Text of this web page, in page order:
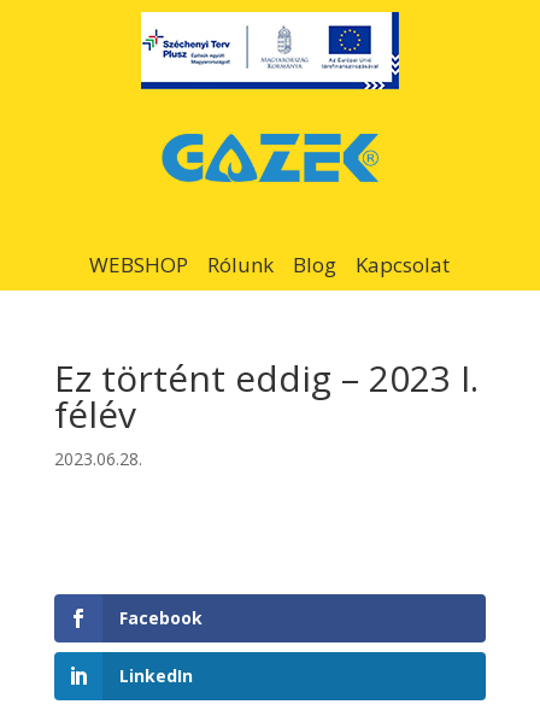
WEBSHOP Rólunk Blog Kapcsolat
Ez történt eddig – 2023 I.
félév
2023.06.28.
Facebook
LinkedIn